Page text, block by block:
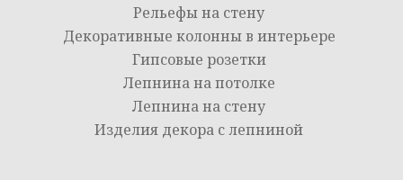
Рельефы на стену
Декоративные колонны в интерьере
Гипсовые розетки
Лепнина на потолке
Лепнина на стену
Изделия декора с лепниной